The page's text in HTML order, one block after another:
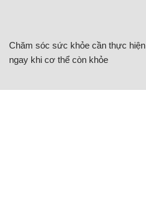
Chăm sóc sức khỏe cần thực hiện
ngay khi cơ thể còn khỏe